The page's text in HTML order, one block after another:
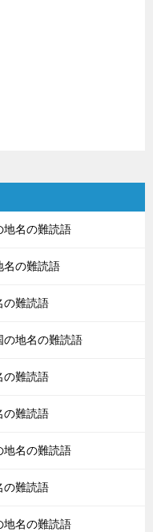
地名の難読語
名の難読語
の難読語
の地名の難読語
の難読語
の難読語
地名の難読語
の難読語
地名の難読語